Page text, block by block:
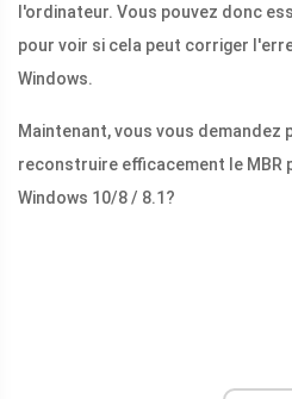
l'ordinateur. Vous pouvez donc
pour voir si cela peut corriger
Windows.
Maintenant, vous vous demandez
reconstruire efficacement le
Windows 10/8 / 8.1?